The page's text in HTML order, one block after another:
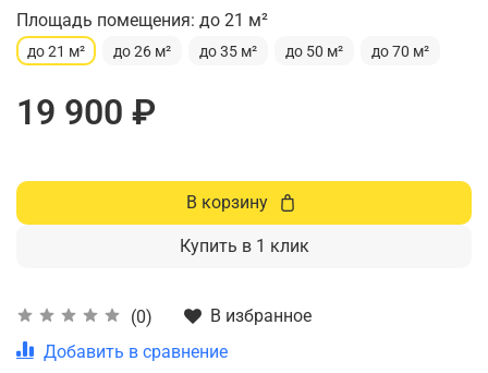
Площадь помещения: до 21 м²
до 21 м² до 26 м² до 35 м² до 50 м² до 70 м²
(0)
В избранное
Добавить в сравнение
19 900 ₽
В корзину
Купить в 1 клик